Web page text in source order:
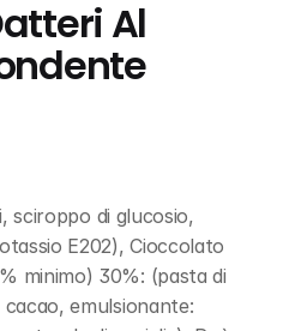
Al
sciroppo di glucosio,
E202), Cioccolato
minimo) 30%: (pasta di
emulsionante: